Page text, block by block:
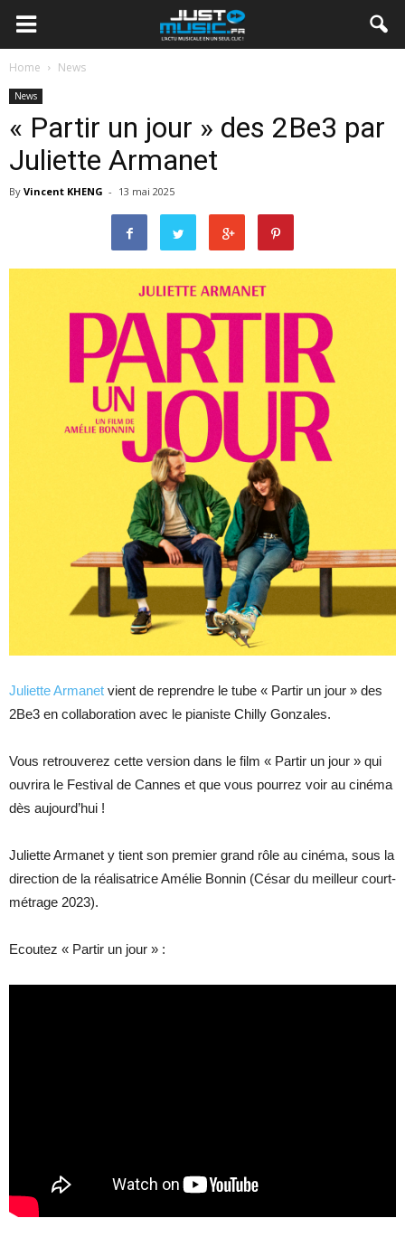
Home News
News
« Partir un jour » des 2Be3 par
Juliette Armanet
By Vincent KHENG - 13 mai 2025
Juliette Armanet vient de reprendre le tube « Partir un jour » des
2Be3 en collaboration avec le pianiste Chilly Gonzales.
Vous retrouverez cette version dans le film « Partir un jour » qui
ouvrira le Festival de Cannes et que vous pourrez voir au cinéma
dès aujourd’hui !
Juliette Armanet y tient son premier grand rôle au cinéma, sous la
direction de la réalisatrice Amélie Bonnin (César du meilleur court-
métrage 2023).
Ecoutez « Partir un jour » :